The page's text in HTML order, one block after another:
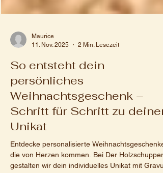
11. Nov. 2025
2 Min. Lesezeit
So entsteht dein
persönliches
Weihnachtsgeschenk –
Schritt für Schritt zu
Unikat